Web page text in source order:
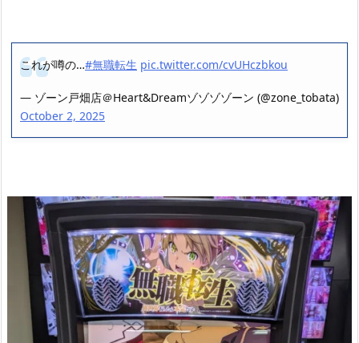
これが噂の…#無職転生 pic.twitter.com/cvUHczbkou
— ゾーン戸畑店＠Heart&Dreamゾゾゾゾーン (@zone_tobata)
October 2, 2025